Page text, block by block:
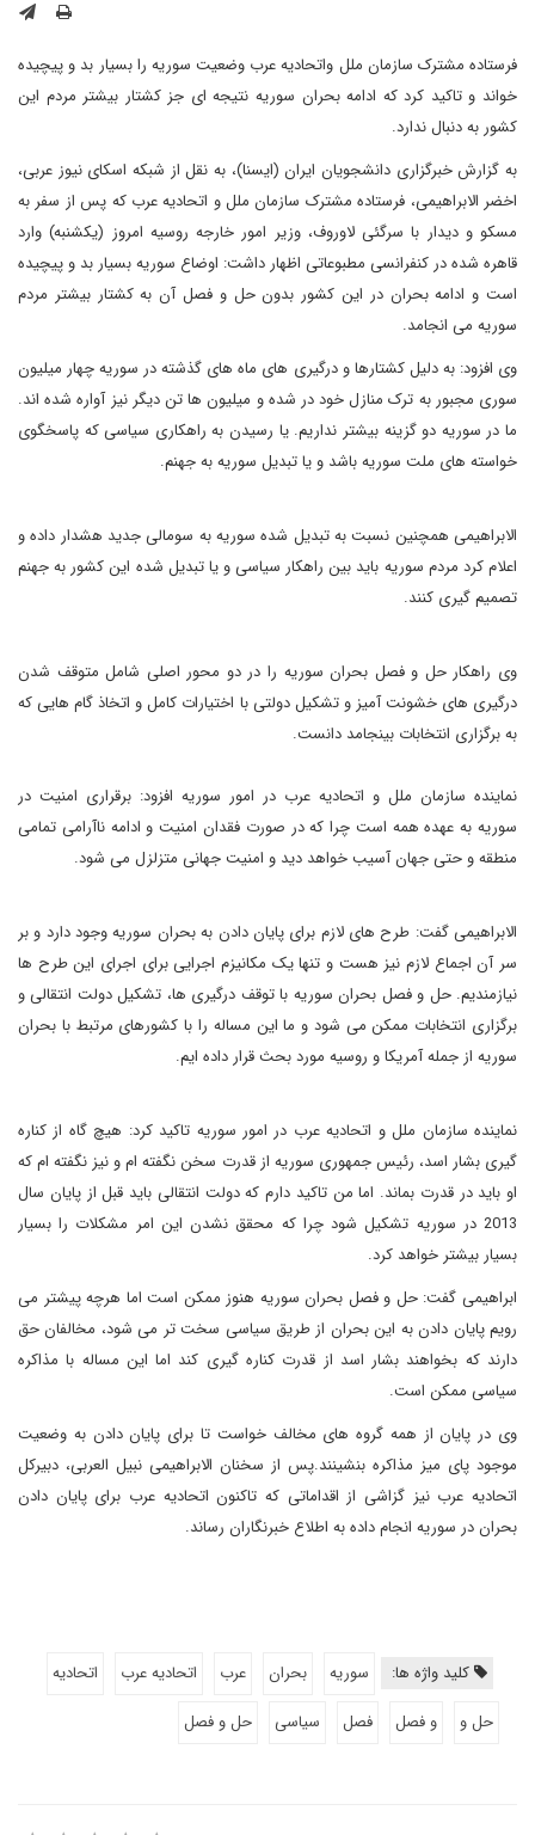
فرستاده مشترک سازمان ملل واتحادیه عرب وضعیت سوریه را بسیار بد و پیچیده
خواند و تاکید کرد که ادامه بحران سوریه نتیجه ای جز کشتار بیشتر مردم این
کشور به دنبال ندارد.
به گزارش خبرگزاری دانشجویان ایران (ایسنا)، به نقل از شبکه اسکای نیوز عربی،
اخضر الابراهیمی، فرستاده مشترک سازمان ملل و اتحادیه عرب که پس از سفر به
مسکو و دیدار با سرگئی لاوروف، وزیر امور خارجه روسیه امروز (یکشنبه) وارد
قاهره شده در کنفرانسی مطبوعاتی اظهار داشت: اوضاع سوریه بسیار بد و پیچیده
است و ادامه بحران در این کشور بدون حل و فصل آن به کشتار بیشتر مردم
سوریه می انجامد.
وی افزود: به دلیل کشتارها و درگیری های ماه های گذشته در سوریه چهار میلیون
سوری مجبور به ترک منازل خود در شده و میلیون ها تن دیگر نیز آواره شده اند.
ما در سوریه دو گزینه بیشتر نداریم. یا رسیدن به راهکاری سیاسی که پاسخگوی
خواسته های ملت سوریه باشد و یا تبدیل سوریه به جهنم.
الابراهیمی همچنین نسبت به تبدیل شده سوریه به سومالی جدید هشدار داده و
اعلام کرد مردم سوریه باید بین راهکار سیاسی و یا تبدیل شده این کشور به جهنم
تصمیم گیری کنند.
وی راهکار حل و فصل بحران سوریه را در دو محور اصلی شامل متوقف شدن
درگیری های خشونت آمیز و تشکیل دولتی با اختیارات کامل و اتخاذ گام هایی که
به برگزاری انتخابات بینجامد دانست.
نماینده سازمان ملل و اتحادیه عرب در امور سوریه افزود: برقراری امنیت در
سوریه به عهده همه است چرا که در صورت فقدان امنیت و ادامه ناآرامی تمامی
منطقه و حتی جهان آسیب خواهد دید و امنیت جهانی متزلزل می شود.
الابراهیمی گفت: طرح های لازم برای پایان دادن به بحران سوریه وجود دارد و بر
سر آن اجماع لازم نیز هست و تنها یک مکانیزم اجرایی برای اجرای این طرح ها
نیازمندیم. حل و فصل بحران سوریه با توقف درگیری ها، تشکیل دولت انتقالی و
برگزاری انتخابات ممکن می شود و ما این مساله را با کشورهای مرتبط با بحران
سوریه از جمله آمریکا و روسیه مورد بحث قرار داده ایم.
نماینده سازمان ملل و اتحادیه عرب در امور سوریه تاکید کرد: هیچ گاه از کناره
گیری بشار اسد، رئیس جمهوری سوریه از قدرت سخن نگفته ام و نیز نگفته ام که
او باید در قدرت بماند. اما من تاکید دارم که دولت انتقالی باید قبل از پایان سال
2013 در سوریه تشکیل شود چرا که محقق نشدن این امر مشکلات را بسیار
بسیار بیشتر خواهد کرد.
ابراهیمی گفت: حل و فصل بحران سوریه هنوز ممکن است اما هرچه پیشتر می
رویم پایان دادن به این بحران از طریق سیاسی سخت تر می شود، مخالفان حق
دارند که بخواهند بشار اسد از قدرت کناره گیری کند اما این مساله با مذاکره
سیاسی ممکن است.
وی در پایان از همه گروه های مخالف خواست تا برای پایان دادن به وضعیت
موجود پای میز مذاکره بنشینند.پس از سخنان الابراهیمی نبیل العربی، دبیرکل
اتحادیه عرب نیز گزاشی از اقداماتی که تاکنون اتحادیه عرب برای پایان دادن
بحران در سوریه انجام داده به اطلاع خبرنگاران رساند.
کلید واژه ها: سوریه بحران عرب اتحادیه عرب
اتحادیه
حل و
و فصل فصل سیاسی حل و فصل